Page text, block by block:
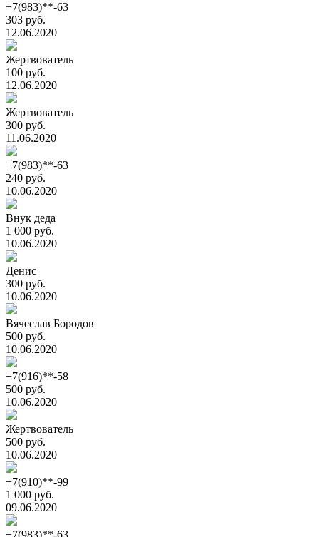
+7(983)**-63
303 руб.
12.06.2020
Жертвователь
100 руб.
12.06.2020
Жертвователь
300 руб.
11.06.2020
+7(983)**-63
240 руб.
10.06.2020
Внук деда
1 000 руб.
10.06.2020
Денис
300 руб.
10.06.2020
Вячеслав Бородов
500 руб.
10.06.2020
+7(916)**-58
500 руб.
10.06.2020
Жертвователь
500 руб.
10.06.2020
+7(910)**-99
1 000 руб.
09.06.2020
+7(983)**-63